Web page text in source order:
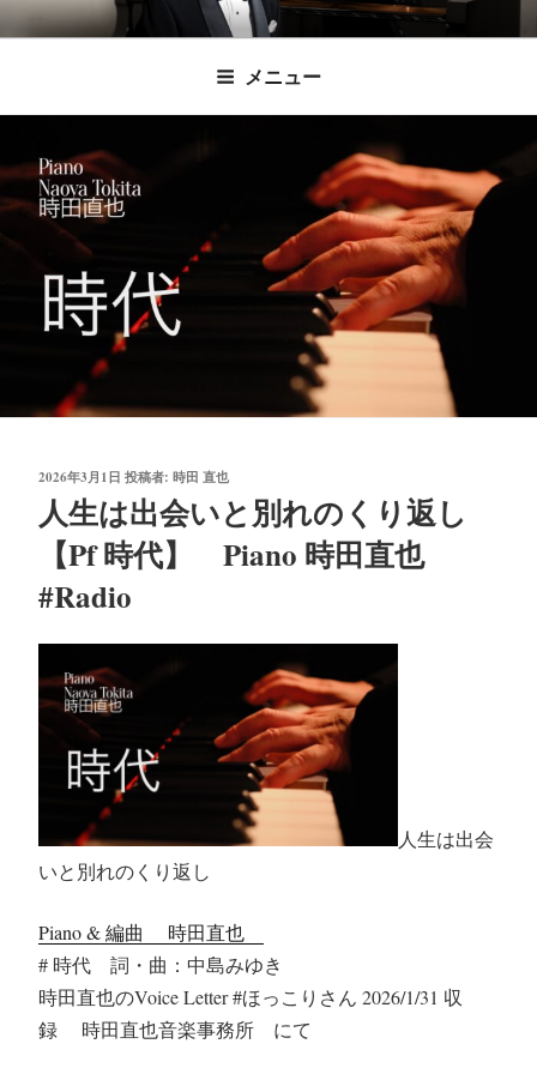
コ
ン
へ
ス
キ
時田直也 声楽
家/BARITONE
歌うことは希望を語ること、生きることは喜
びも悲しみもわかちあうことかけがえのない
あなたに「いのちの歌」をお届けします。
メニュー
投
日:
2026年3月1日 投稿者: 時田 直也
人生は出会いと別れのくり返し
【Pf 時代】 Piano 時田直也
#Radio
人生は出会
いと別れのくり返し
Piano & 編曲 時田直也
# 時代 詞・曲：中島みゆき
時田直也のVoice Letter #ほっこりさん 2026/1/31 収
録 時田直也音楽事務所 にて